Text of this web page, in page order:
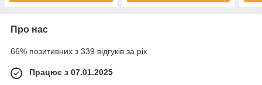
Про нас
66% позитивних з 339 відгуків за рік
Працює з 07.01.2025